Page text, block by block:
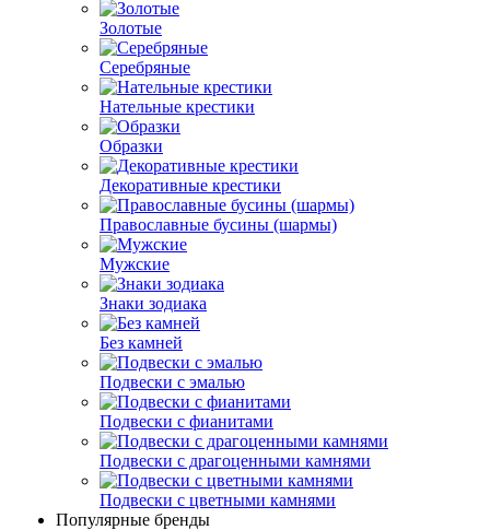
Золотые
Серебряные
Нательные крестики
Образки
Декоративные крестики
Православные бусины (шармы)
Мужские
Знаки зодиака
Без камней
Подвески с эмалью
Подвески с фианитами
Подвески с драгоценными камнями
Подвески с цветными камнями
Популярные бренды